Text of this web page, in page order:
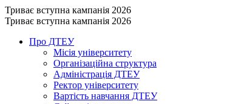
Триває вступна кампанія 2026
Триває вступна кампанія 2026
Про ДТЕУ
Місія університету
Організаційна структура
Адміністрація ДТЕУ
Ректор університету
Вартість навчання ДТЕУ